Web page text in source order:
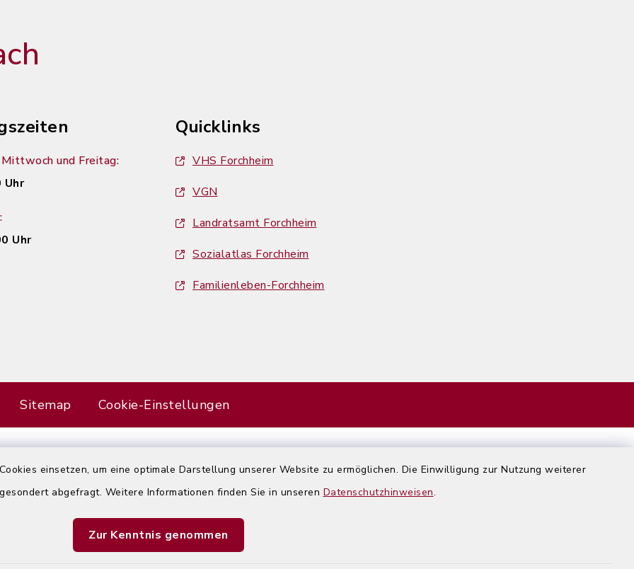
einsetzen, um eine optimale Darstellung unserer Website zu ermöglichen. Die Einwilligung zur Nutzung weiterer
abgefragt. Weitere Informationen finden Sie in unseren Datenschutzhinweisen.
Zur Kenntnis genommen
und Freitag:
Uhr
Uhr
Quicklinks
VHS Forchheim
VGN
Landratsamt Forchheim
Sozialatlas Forchheim
Familienleben-Forchheim
Sitemap Cookie-Einstellungen
Error
Failed to load assistant data
Refresh Page